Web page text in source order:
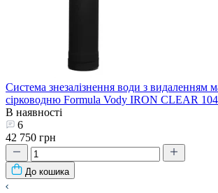
Система знезалізнення води з видаленням
сірководню Formula Vody IRON CLEAR
В наявності
6
42 750 грн
До кошика